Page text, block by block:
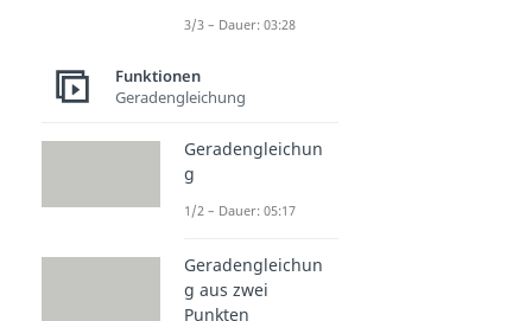
3/3 – Dauer: 03:28
Funktionen
Geradengleichung
Geradengleichun
g
1/2 – Dauer: 05:17
Geradengleichun
g aus zwei
Punkten